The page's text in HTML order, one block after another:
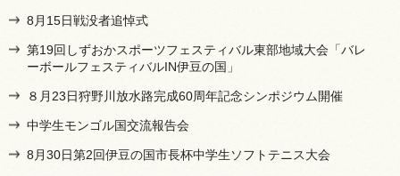
8月15日戦没者追悼式
第19回しずおかスポーツフェスティバル東部地域大会「バレ
ーボールフェスティバルIN伊豆の国」
８月23日狩野川放水路完成60周年記念シンポジウム開催
中学生モンゴル国交流報告会
8月30日第2回伊豆の国市長杯中学生ソフトテニス大会